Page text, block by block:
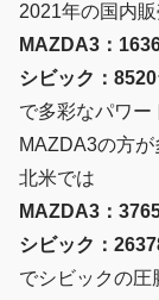
2021年の国内
MAZDA3：
シビック：8520
で多彩なパワー
MAZDA3の方が
北米では
MAZDA3：
シビック：
でシビックの圧